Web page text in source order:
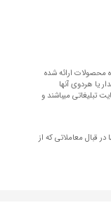
محصولات ارائه شده
یا هردوی آنها
تبلیغاتی میباشند و
قبال معاملاتی که از